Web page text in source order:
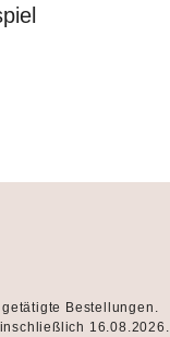
Bestellungen.
16.08.2026.